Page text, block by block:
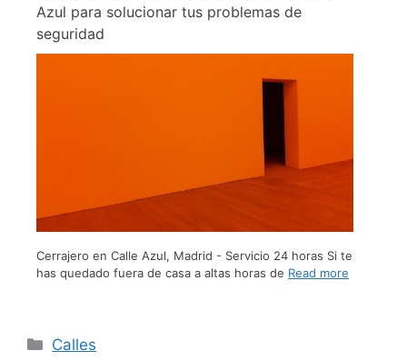
Azul para solucionar tus problemas de
seguridad
Cerrajero en Calle Azul, Madrid - Servicio 24 horas Si te
has quedado fuera de casa a altas horas de Read more
Calles